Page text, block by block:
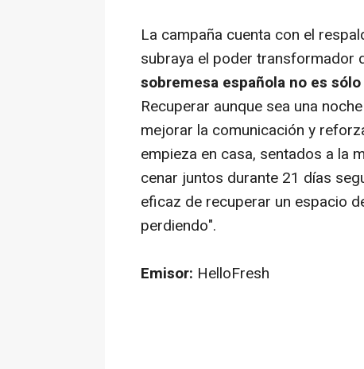
La campaña cuenta con el
subraya el poder transformador
sobremesa española no es
Recuperar aunque sea una
mejorar la comunicación y
empieza en casa, sentados a la
cenar juntos durante 21 días
eficaz de recuperar un espacio
perdiendo".
Emisor: HelloFresh